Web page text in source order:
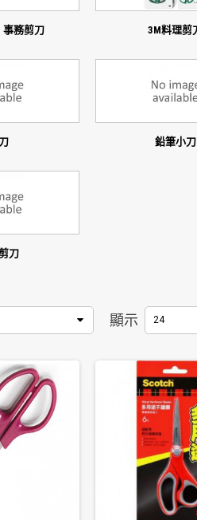
事務剪刀 3M料理剪
鉛筆小刀
刀
顯示 24